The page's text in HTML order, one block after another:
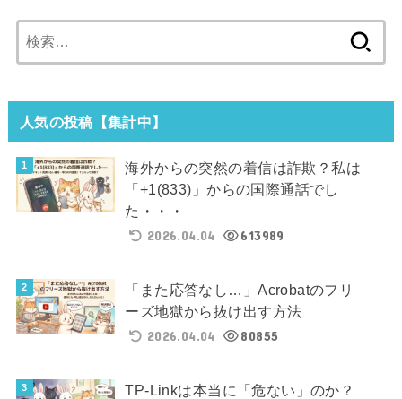
索:
人気の投稿【集計中】
海外からの突然の着信は詐欺？私は
「+1(833)」からの国際通話でし
た・・・
2026.04.04
613989
「また応答なし…」Acrobatのフリ
ーズ地獄から抜け出す方法
2026.04.04
80855
TP-Linkは本当に「危ない」のか？